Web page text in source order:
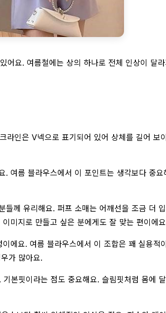
어요. 여름철에는 상의 하나로 전체 인상이 달
라인은 V넥으로 표기되어 있어 상체를 길어 보
여름 블라우스에서 이 포인트는 생각보다 중
께 유리해요. 퍼프 소매는 어깨선을 조금 더
미지로 만들고 싶은 분에게도 잘 맞는 편이에
에요. 여름 블라우스에서 이 조합은 꽤 실용
가 많아요.
본핏이라는 점도 중요해요. 슬림핏처럼 몸에